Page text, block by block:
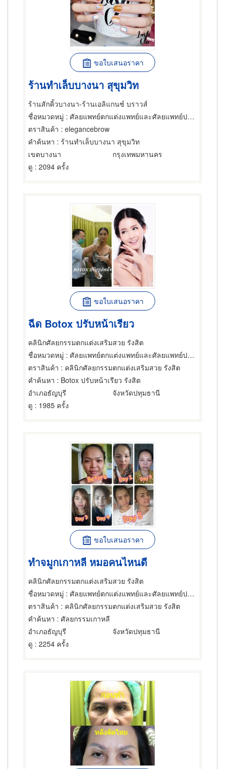
ขอใบเสนอราคา
ร้านทำเล็บบางนา สุขุมวิท
ร้านสักคิ้วบางนา-ร้านเอลิแกนซ์ บราวส์
ชื่อหมวดหมู่ : ศัลยแพทย์ตกแต่งแพทย์และศัลยแพทย์ปริญญา
ตราสินค้า : elegancebrow
คำค้นหา : ร้านทำเล็บบางนา สุขุมวิท
เขตบางนา
กรุงเทพมหานคร
ดู : 2094 ครั้ง
ขอใบเสนอราคา
ฉีด Botox ปรับหน้าเรียว
คลินิกศัลยกรรมตกแต่งเสริมสวย รังสิต
ชื่อหมวดหมู่ : ศัลยแพทย์ตกแต่งแพทย์และศัลยแพทย์ปริญญา,แพทย์และศัลยแพทย์ปริญญา,คลินิก
ตราสินค้า : คลินิกศัลยกรรมตกแต่งเสริมสวย รังสิต
คำค้นหา : Botox ปรับหน้าเรียว รังสิต
อำเภอธัญบุรี
จังหวัดปทุมธานี
ดู : 1985 ครั้ง
ขอใบเสนอราคา
ทําจมูกเกาหลี หมอคนไหนดี
คลินิกศัลยกรรมตกแต่งเสริมสวย รังสิต
ชื่อหมวดหมู่ : ศัลยแพทย์ตกแต่งแพทย์และศัลยแพทย์ปริญญา,แพทย์และศัลยแพทย์ปริญญา,คลินิก
ตราสินค้า : คลินิกศัลยกรรมตกแต่งเสริมสวย รังสิต
คำค้นหา : ศัลยกรรมเกาหลี
อำเภอธัญบุรี
จังหวัดปทุมธานี
ดู : 2254 ครั้ง